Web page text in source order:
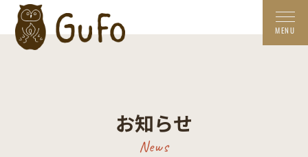
お知らせ
News